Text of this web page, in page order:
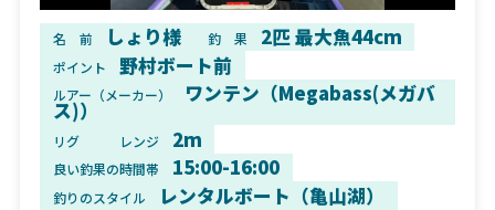
名 前 しょり様 釣 果 2匹 最大魚44cm
ポイント 野村ボート前
ルアー（メーカー） ワンテン（Megabass(メガバ
ス)）
リグ レンジ 2m
良い釣果の時間帯 15:00-16:00
釣りのスタイル レンタルボート（亀山湖）